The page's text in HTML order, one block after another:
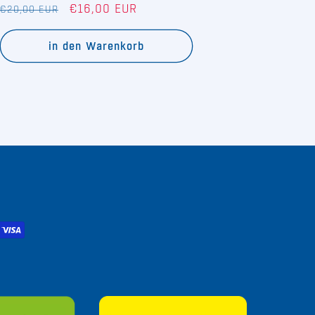
Normaler
€20,00 EUR Verkaufspreis
€16,00 EUR
in den Warenkorb